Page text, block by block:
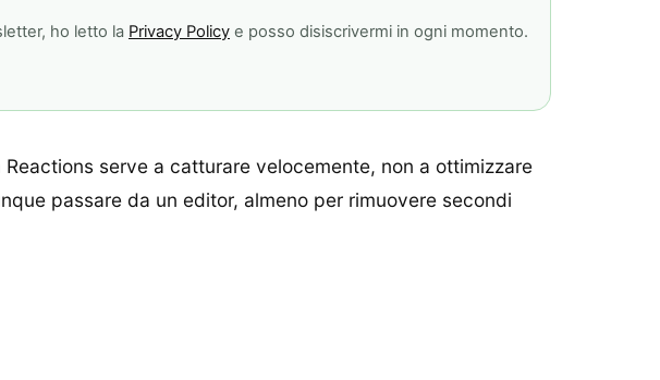
ho letto la Privacy Policy e posso disiscrivermi in ogni momento.
serve a catturare velocemente, non a ottimizzare
passare da un editor, almeno per rimuovere secondi